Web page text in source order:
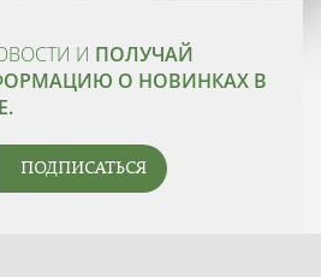
И ПОЛУЧАЙ
О НОВИНКАХ В
ПОДПИСАТЬСЯ